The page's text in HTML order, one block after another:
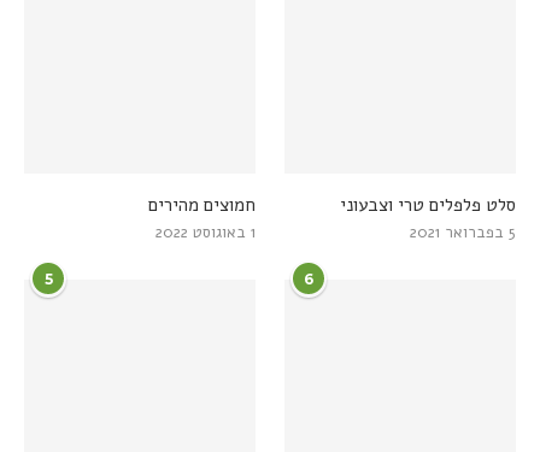
חמוצים מהירים
1 באוגוסט 2022
סלט פלפלים טרי וצבעוני
5 בפברואר 2021
5 6